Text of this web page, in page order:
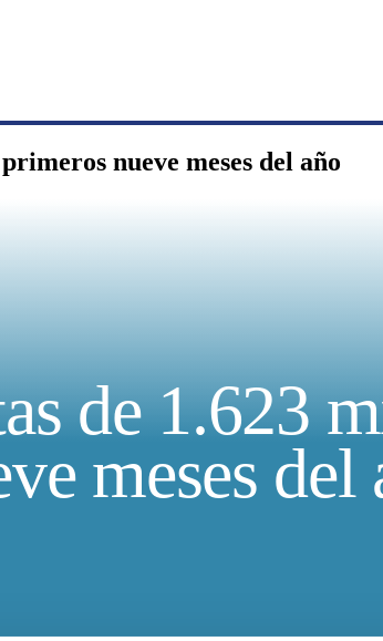
nueve meses del año
de 1.623
meses del